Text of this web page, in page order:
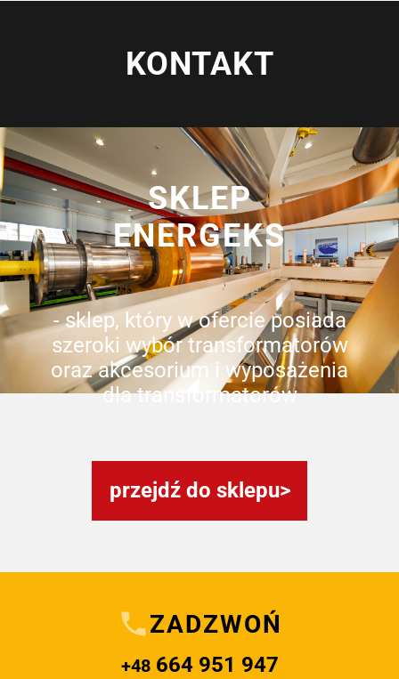
KONTAKT
SKLEP
ENERGEKS
- sklep, który w ofercie posiada
szeroki wybór transformatorów
oraz akcesorium i wyposażenia
dla transformatorów
przejdź do sklepu
ZADZWOŃ
+48664 951 947